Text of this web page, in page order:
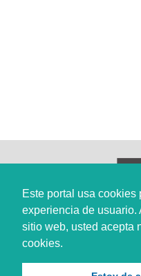
Este portal usa cookies
experiencia de usuario.
sitio web, usted acepta
cookies.